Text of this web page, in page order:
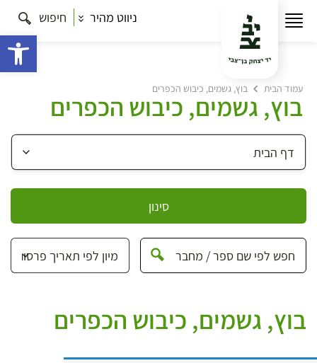
ניווט מהיר חיפוש
עמוד הבית בוץ, גשמים, כיבוש הכפרים
בוץ, גשמים, כיבוש הכפרים
סינון
בוץ, גשמים, כיבוש הכפרים